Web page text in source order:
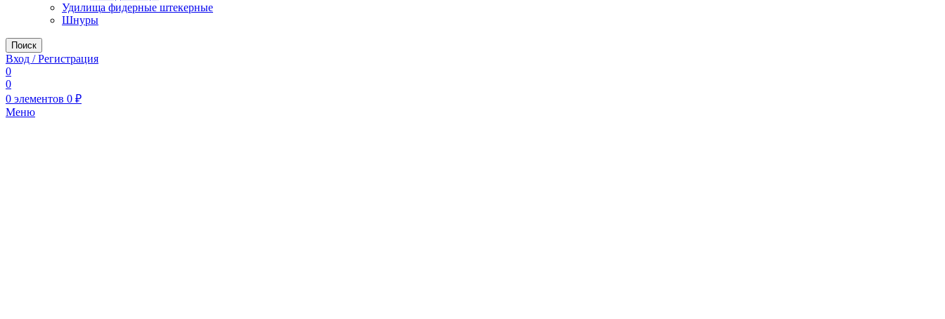
Удилища фидерные штекерные
Шнуры
Поиск
Вход / Регистрация
0
0
0 элементов 0 ₽
Меню